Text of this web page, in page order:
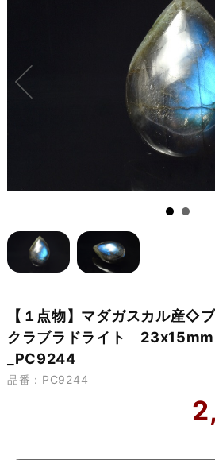
【１点物】マダガスカル産◇
クラブラドライト
_PC9244
品番：PC9244